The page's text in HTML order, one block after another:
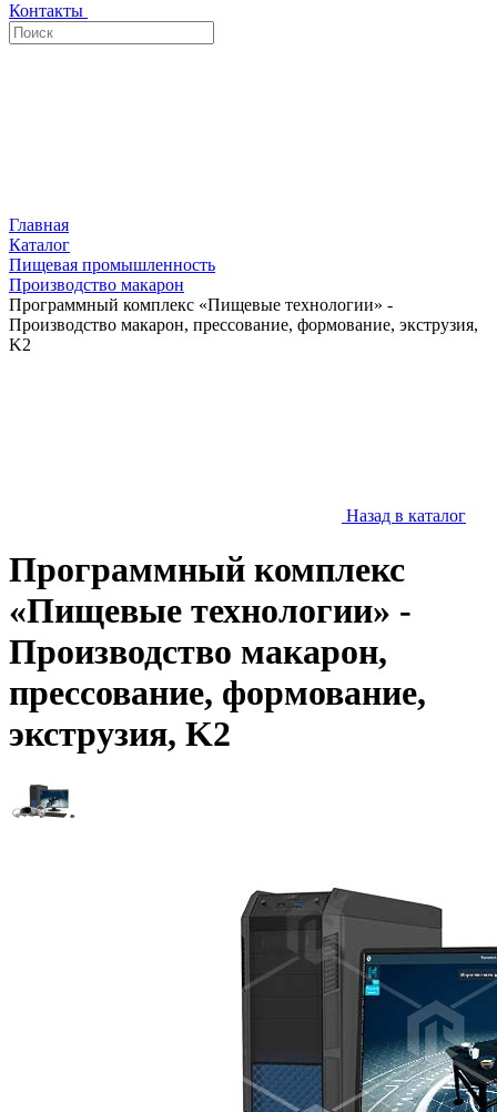
Контакты
Главная
Каталог
Пищевая промышленность
Производство макарон
Программный комплекс «Пищевые технологии» -
Производство макарон, прессование, формование, экструзия,
K2
Назад в каталог
Программный комплекс
«Пищевые технологии» -
Производство макарон,
прессование, формование,
экструзия, K2